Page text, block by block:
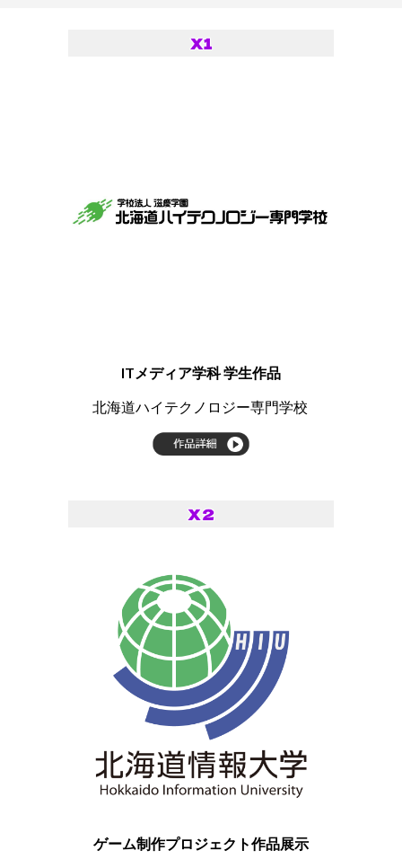
ITメディア学科 学生作品
​​北海道ハイテクノロジー専門学校
ゲーム制作プロジェクト作品展示